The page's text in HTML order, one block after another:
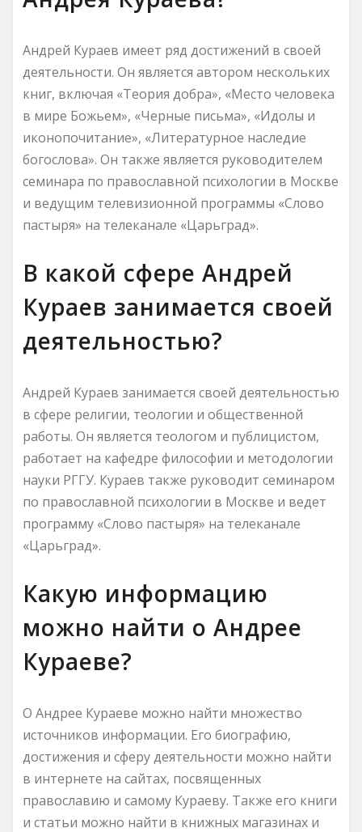
Андрей Кураев имеет ряд достижений в своей
деятельности. Он является автором нескольких
книг, включая «Теория добра», «Место человека
в мире Божьем», «Черные письма», «Идолы и
иконопочитание», «Литературное наследие
богослова». Он также является руководителем
семинара по православной психологии в Москве
и ведущим телевизионной программы «Слово
пастыря» на телеканале «Царьград».
В какой сфере Андрей
Кураев занимается своей
деятельностью?
Андрей Кураев занимается своей деятельностью
в сфере религии, теологии и общественной
работы. Он является теологом и публицистом,
работает на кафедре философии и методологии
науки РГГУ. Кураев также руководит семинаром
по православной психологии в Москве и ведет
программу «Слово пастыря» на телеканале
«Царьград».
Какую информацию
можно найти о Андрее
Кураеве?
О Андрее Кураеве можно найти множество
источников информации. Его биографию,
достижения и сферу деятельности можно найти
в интернете на сайтах, посвященных
православию и самому Кураеву. Также его книги
и статьи можно найти в книжных магазинах и